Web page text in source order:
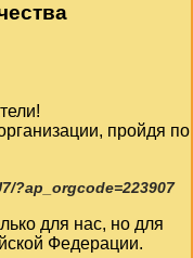
пройдя по
?ap_orgcode=223907
для нас, но для
Федерации.